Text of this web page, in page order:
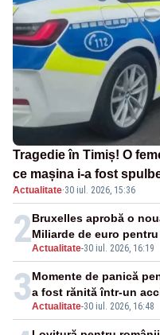
Tragedie în Timiș! O
ce mașina i-a fost
Actualitate·30 iul. 2026, 15:36
2Actualitate-30 iul. 2026, 16:19
Bruxelles aprobă o
Miliarde de euro
3Actualitate-30 iul. 2026, 16:48
Momente de panică
a fost rănită într-un